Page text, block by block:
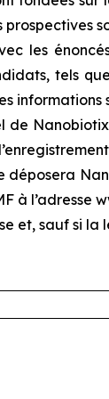
les
tels
à
et, sauf si la